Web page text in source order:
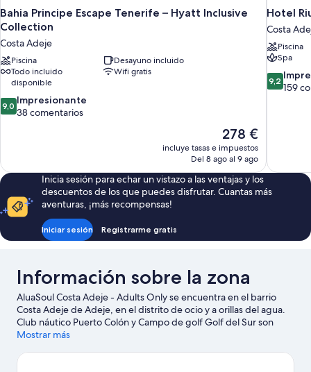
Bahia Principe Escape Tenerife – Hyatt Inclusive
Collection
Costa Adeje
Piscina
Desayuno incluido
Todo incluido
disponible
Wifi gratis
9.0
sobre
9,0 Impresionante
38 comentarios
El
precio
actual
de
278 €
278 €
incluye tasas e impuestos
Del 8 ago al 9 ago
Hotel
Costa
Piscina
Spa
9.2
sobre
9,2
159
Inicia sesión para echar un vistazo a las ventajas y los
descuentos de los que puedes disfrutar. Cuantas más
aventuras, ¡más recompensas!
Iniciar sesión Registrarme gratis
Información sobre la zona
AluaSoul Costa Adeje - Adults Only se encuentra en el barrio
Costa Adeje de Adeje, en el distrito de ocio y a orillas del agua.
Club náutico Puerto Colón y Campo de golf Golf del Sur son
excelentes opciones para los que buscan unas vacaciones
Fañabé y Playa El Duque son lo que necesitas. ¿Te apetece
Mostrar más